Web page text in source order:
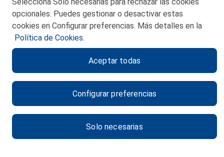
MAPA WEB
POLITICA DE PRIVACIDAD
POLITICA DE COOKIES
CANAL DE ÉTICA
opcionales. Puedes gestionar o desactivar estas
cookies en Configurar preferencias. Más detalles en la
Política de Cookies.
Configurar preferencias
Solo necesarias
Aceptar todas